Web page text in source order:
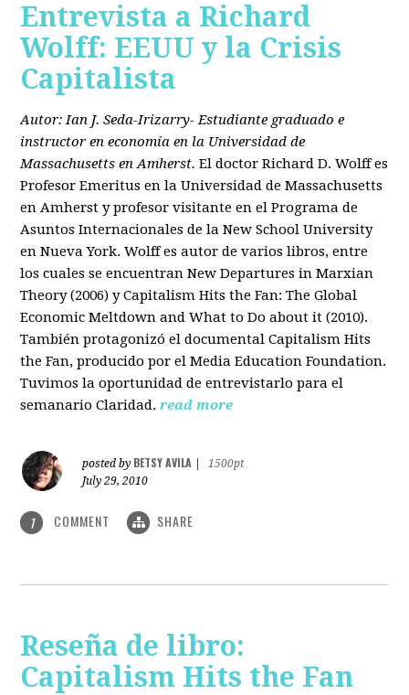
Entrevista a Richard
Wolff: EEUU y la Crisis
Capitalista
Autor: Ian J. Seda-Irizarry- Estudiante graduado e
instructor en economía en la Universidad de
Massachusetts en Amherst. El doctor Richard D. Wolff es
Profesor Emeritus en la Universidad de Massachusetts
en Amherst y profesor visitante en el Programa de
Asuntos Internacionales de la New School University
en Nueva York. Wolff es autor de varios libros, entre
los cuales se encuentran New Departures in Marxian
Theory (2006) y Capitalism Hits the Fan: The Global
Economic Meltdown and What to Do about it (2010).
También protagonizó el documental Capitalism Hits
the Fan, producido por el Media Education Foundation.
Tuvimos la oportunidad de entrevistarlo para el
semanario Claridad. read more
posted by BETSY AVILA
1500pt
July 29, 2010
1 COMMENT SHARE
Reseña de libro:
Capitalism Hits the Fan